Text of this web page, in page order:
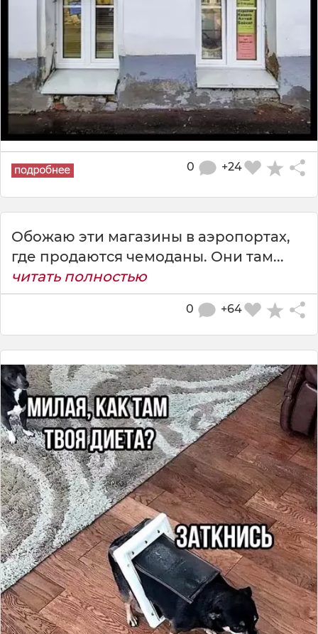
+24
0
Обожаю эти магазины в аэропортах,
где продаются чемоданы. Они там...
читать полностью
+64
0